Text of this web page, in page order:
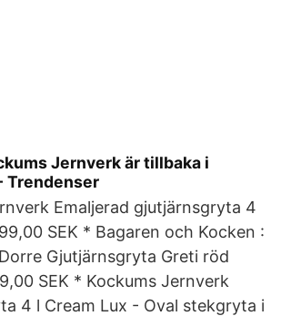
Jernverk är tillbaka i
Trendenser
Emaljerad gjutjärnsgryta 4
SEK * Bagaren och Kocken :
Gjutjärnsgryta Greti röd
SEK * Kockums Jernverk
4 l Cream Lux - Oval stekgryta i